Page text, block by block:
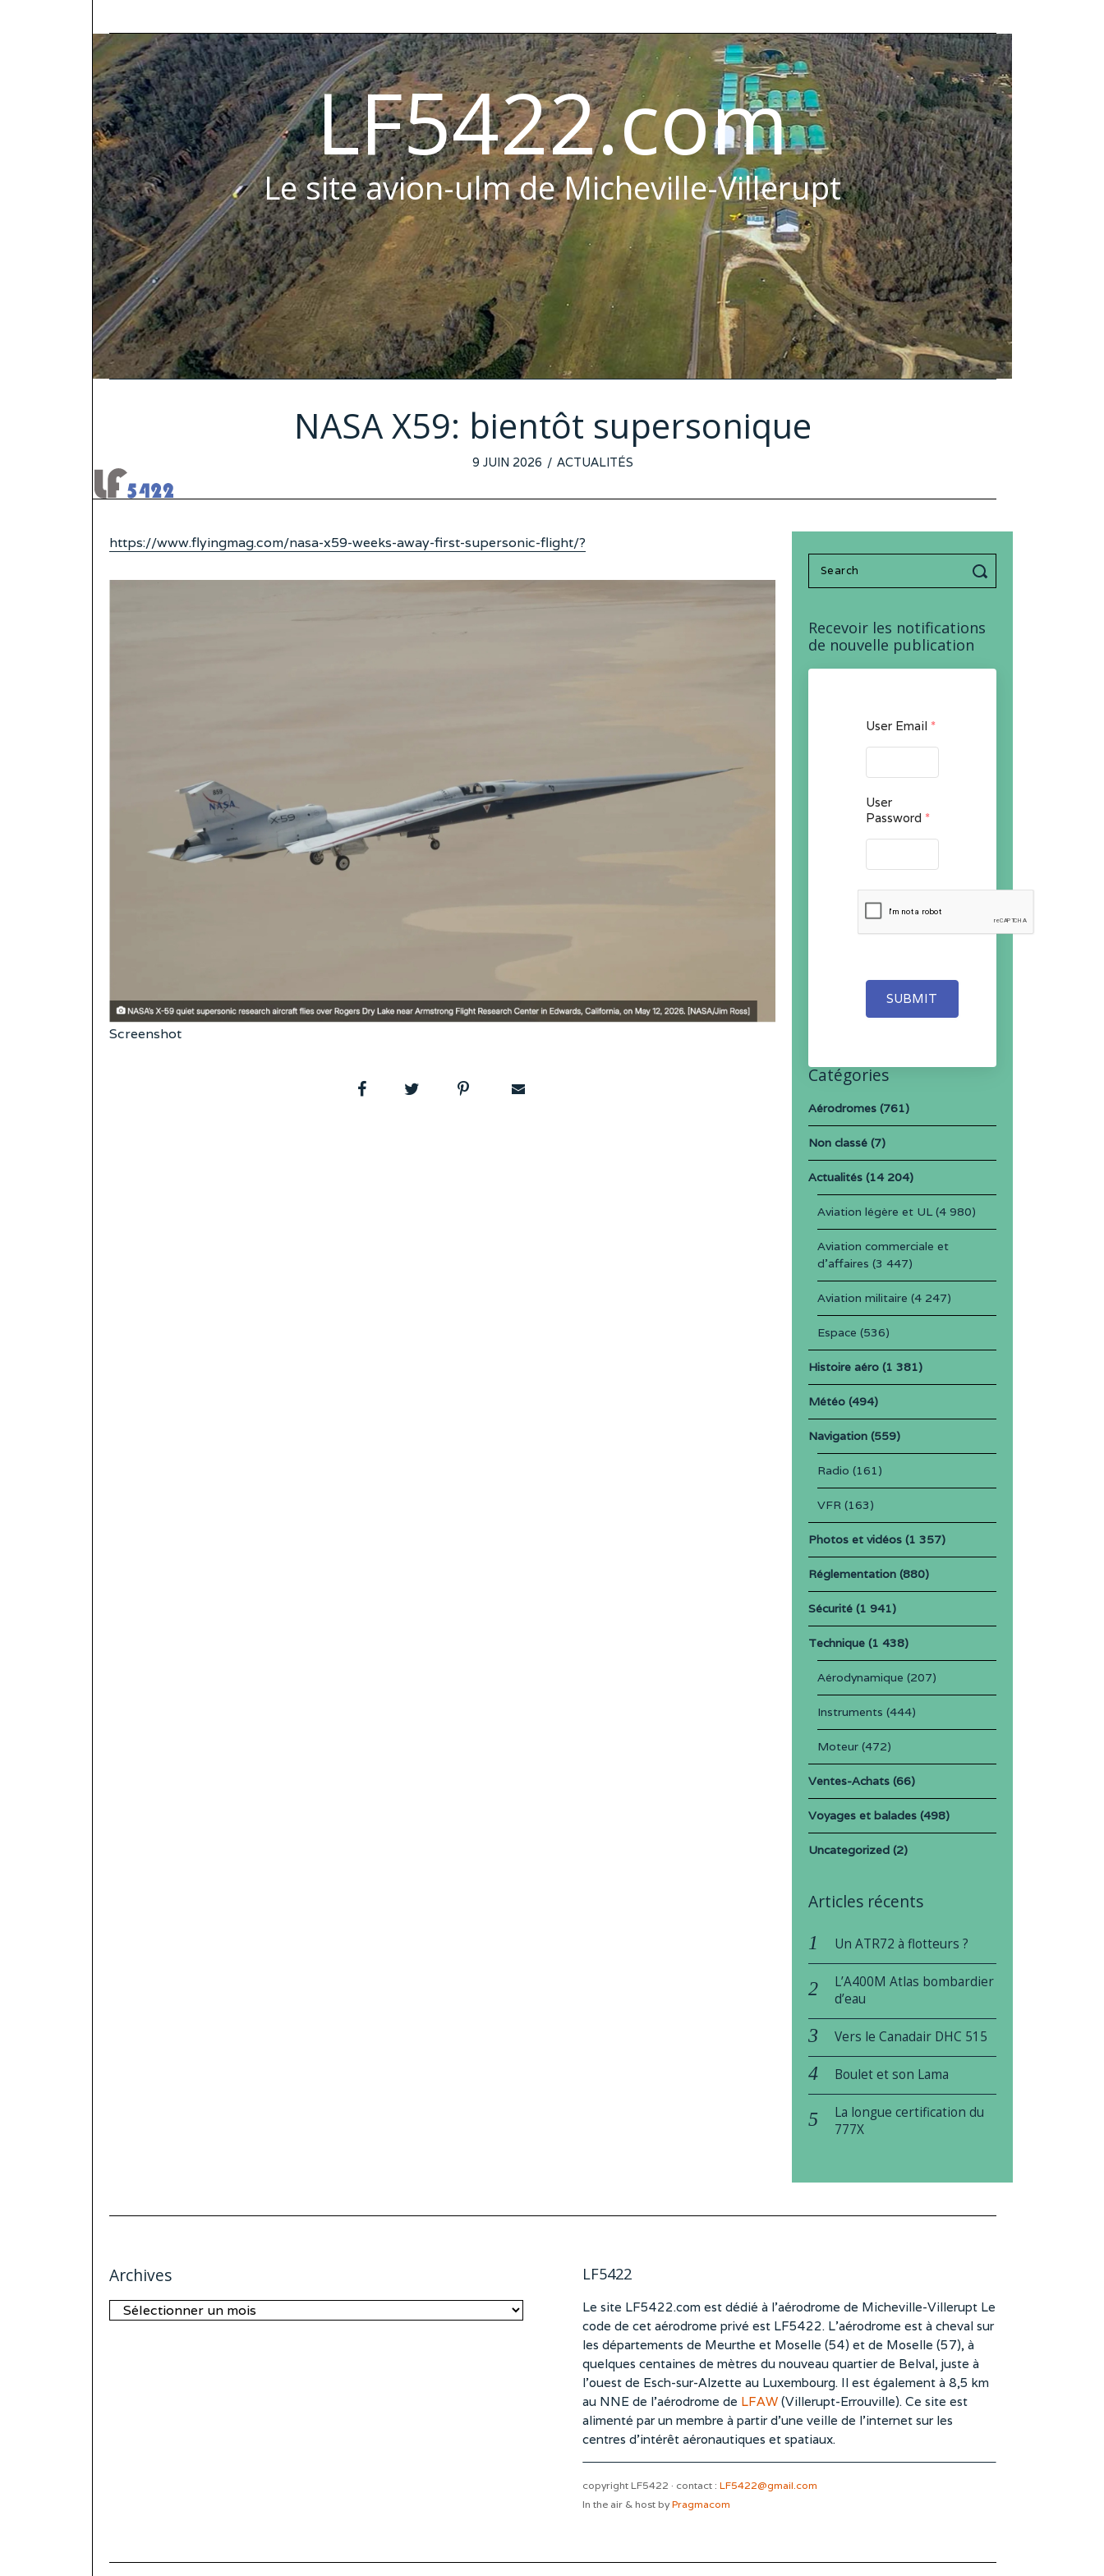
LF5422.com
Le site avion-ulm de Micheville-Villerupt
NASA X59: bientôt supersonique
POSTED
9 JUIN 2026 2
2026
ACTUALITÉS
https://www.flyingmag.com/nasa-x59-weeks-away-first-supersonic-flight/?
Screenshot
Search
for:
Recevoir les notifications
de nouvelle publication
User Email *
User
Password *
SUBMIT
Catégories
Aérodromes(761)
Non classé(7)
Actualités(14 204)
Aviation légère et UL(4 980)
Aviation commerciale et
d'affaires (3 447)
Aviation militaire (4 247)
Espace (536)
Histoire aéro(1 381)
Météo(494)
Navigation(559)
Radio (161)
VFR (163)
Photos et vidéos(1 357)
Réglementation(880)
Sécurité(1 941)
Technique(1 438)
Aérodynamique (207)
Instruments (444)
Moteur(472)
Ventes-Achats(66)
Voyages et balades(498)
Uncategorized(2)
Articles récents
Un ATR72 à flotteurs ?
L’A400M Atlas bombardier
d’eau
Vers le Canadair DHC 515
Boulet et son Lama
La longue certification du
777X
Archives
Archives
LF5422
Le site LF5422.com est dédié à l’aérodrome de Micheville-Villerupt Le
code de cet aérodrome privé est LF5422. L’aérodrome est à cheval sur
les départements de Meurthe et Moselle (54) et de Moselle (57), à
quelques centaines de mètres du nouveau quartier de Belval, juste à
l’ouest de Esch-sur-Alzette au Luxembourg. Il est également à 8,5 km
au NNE de l’aérodrome de LFAW(Villerupt-Errouville). Ce site est
alimenté par un membre à partir d’une veille de l’internet sur les
centres d’intérêt aéronautiques et spatiaux.
copyright LF5422 · contact : LF5422@gmail.com
In the air & host byPragmacom